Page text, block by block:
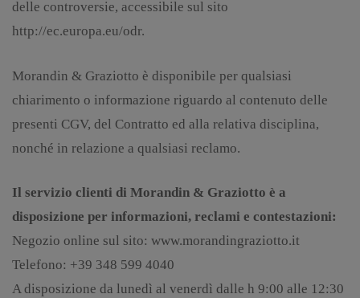
delle controversie, accessibile sul sito
http://ec.europa.eu/odr.
Morandin & Graziotto è disponibile per qualsiasi
chiarimento o informazione riguardo al contenuto delle
presenti CGV, del Contratto ed alla relativa disciplina,
nonché in relazione a qualsiasi reclamo.
Il servizio clienti di Morandin & Graziotto è a
disposizione per informazioni, reclami e contestazioni:
Negozio online sul sito: www.morandingraziotto.it
Telefono: +39 348 599 4040
A disposizione da lunedì al venerdì dalle h 9:00 alle 12:30